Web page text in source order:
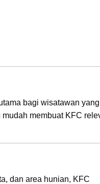
bagi wisatawan yang
membuat KFC
dan area hunian, KFC